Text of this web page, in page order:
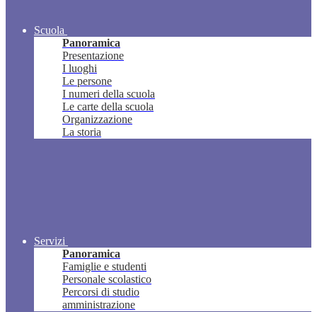
Scuola
Panoramica
Presentazione
I luoghi
Le persone
I numeri della scuola
Le carte della scuola
Organizzazione
La storia
Servizi
Panoramica
Famiglie e studenti
Personale scolastico
Percorsi di studio
amministrazione